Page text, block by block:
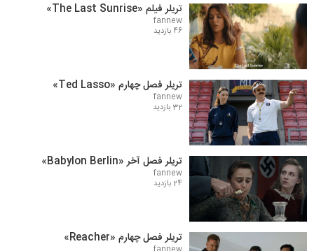
تریلر فیلم «The Last Sunrise»
fannew
46 بازدید
تریلر فصل چهارم «Ted Lasso»
fannew
32 بازدید
تریلر فصل آخر «Babylon Berlin»
fannew
24 بازدید
تریلر فصل چهارم «Reacher»